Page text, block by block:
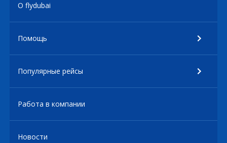
О flydubai
Помощь
Популярные рейсы
Работа в компании
Новости